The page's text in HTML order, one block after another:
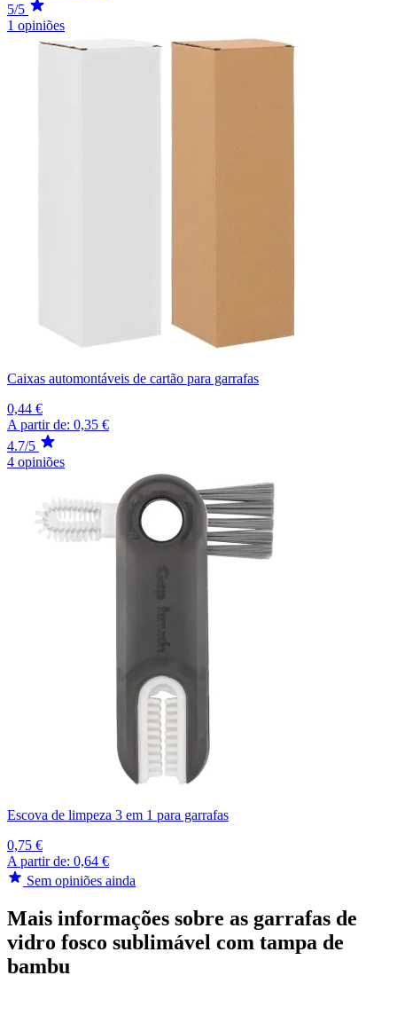
5/5
1 opiniões
Caixas automontáveis de cartão para garrafas
0,44 €
A partir de: 0,35 €
4.7/5
4 opiniões
Escova de limpeza 3 em 1 para garrafas
0,75 €
A partir de: 0,64 €
Sem opiniões ainda
Mais informações sobre as garrafas de
vidro fosco sublimável com tampa de
bambu